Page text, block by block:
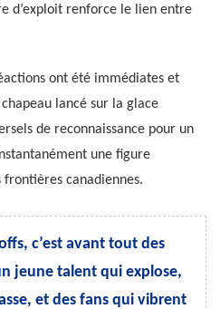
d’exploit renforce le lien entre
ont été immédiates et
lancé sur la glace
de reconnaissance pour un
une figure
canadiennes.
c’est avant tout des
jeune talent qui explose,
et des fans qui vibrent